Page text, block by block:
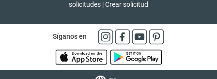
solicitudes |Crear solicitud
Síganos en